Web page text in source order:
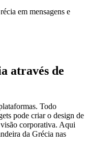
em mensagens e
através de
Todo
pode criar o design de
corporativa. Aqui
da Grécia nas